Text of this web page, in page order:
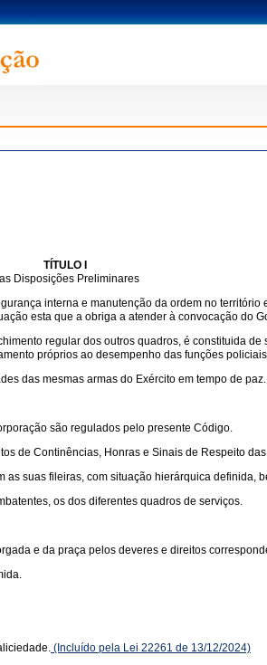
TÍTULO I
Disposições Preliminares
interna e manutenção da ordem no
esta que a obriga a atender à convocação do
regular dos outros quadros, é constituida
próprios ao desempenho das funções
das mesmas armas do Exército em tempo de paz.
são regulados pelo presente Código.
de Continências, Honras e Sinais de Respeito
suas fileiras, com situação hierárquica
os dos diferentes quadros de serviços.
e da praça pelos deveres e direitos
(Incluído pela Lei 22261 de 13/12/2024)